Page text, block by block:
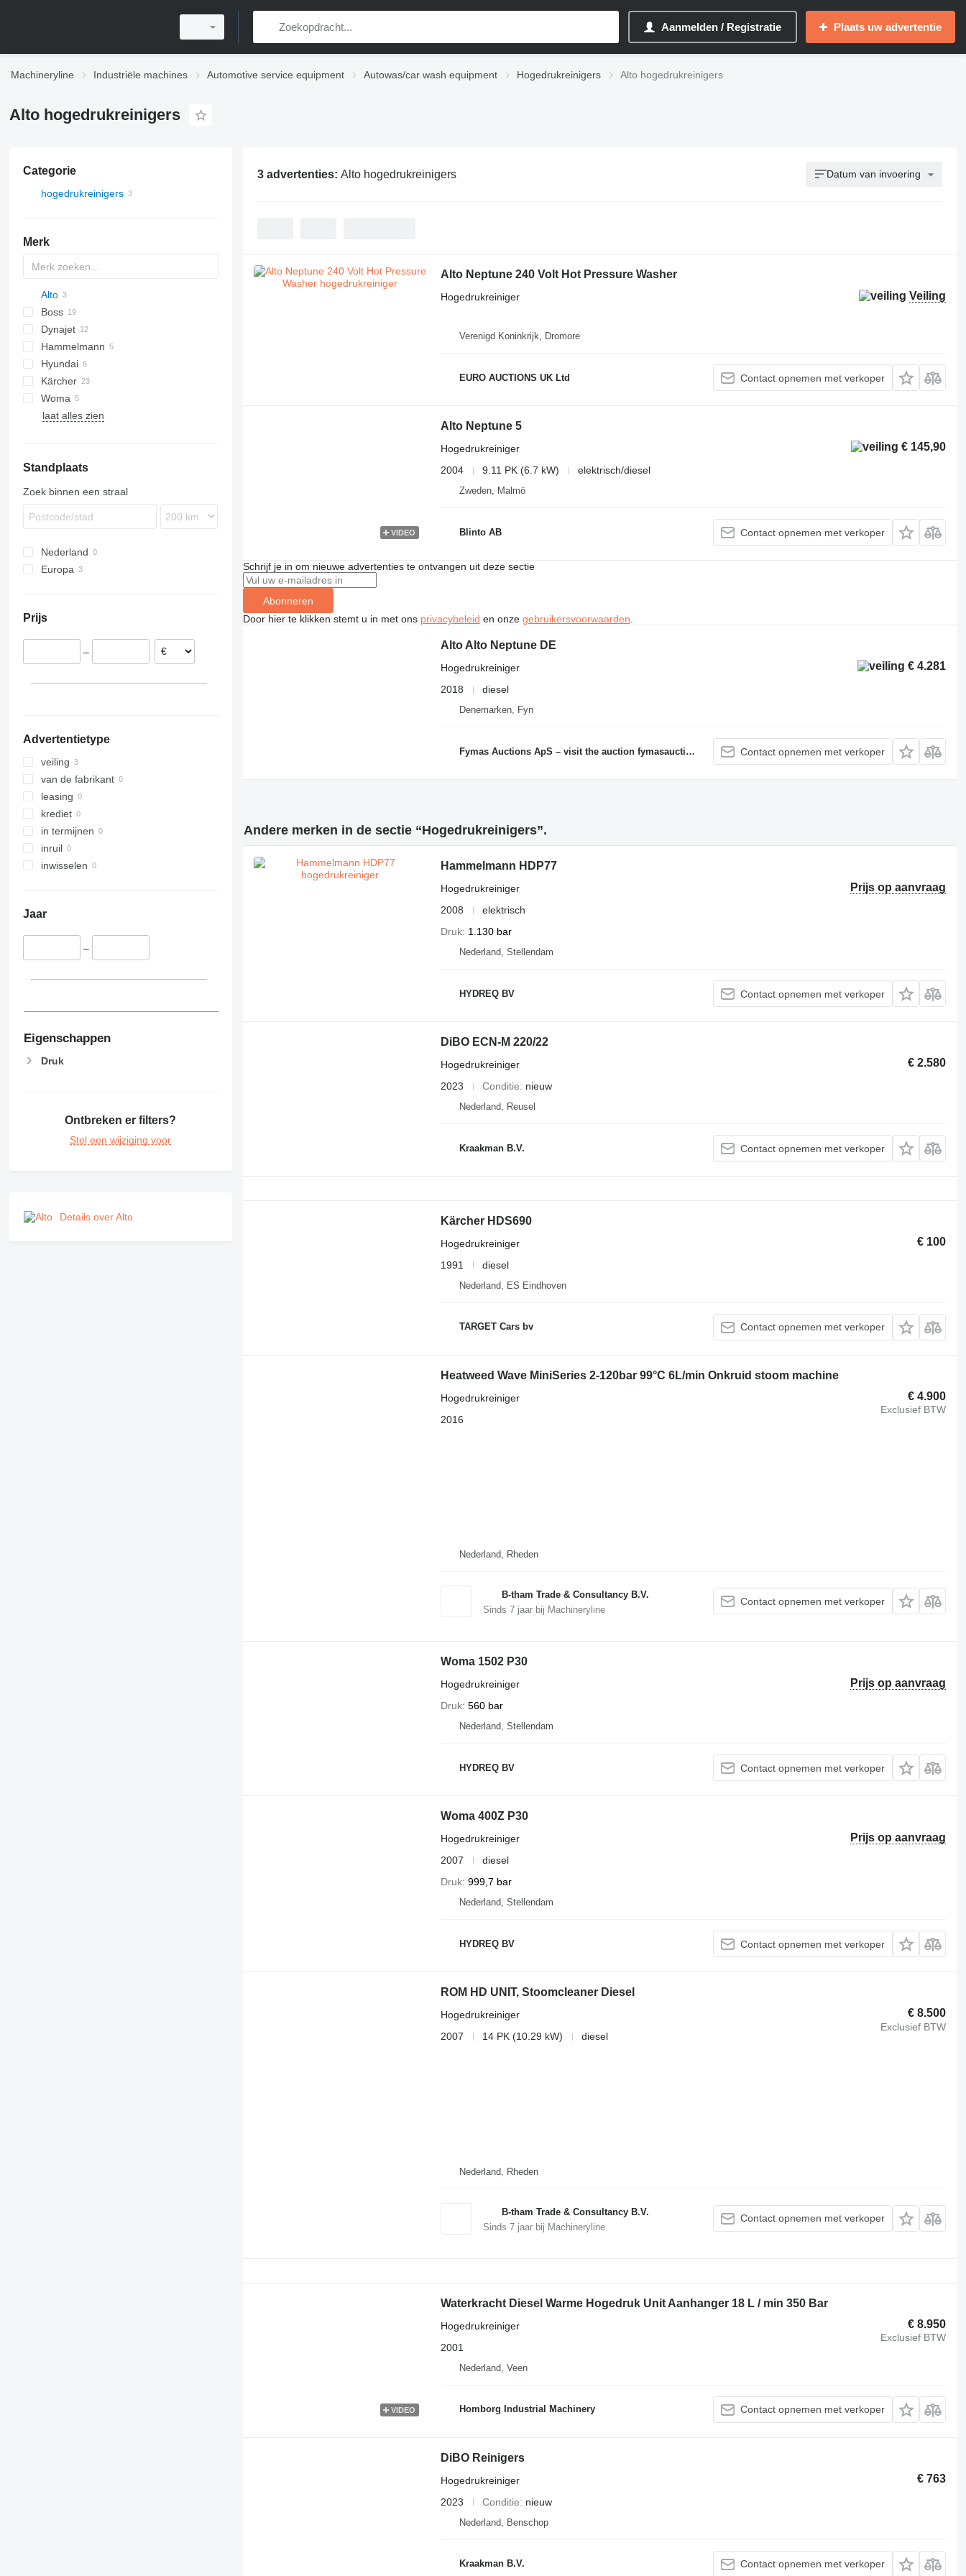
Aanmelden / Registratie Plaats uw advertentie
Machineryline Industriële machines Automotive service equipment Autowas/car wash equipment Hogedrukreinigers Alto hogedrukreinigers
Alto hogedrukreinigers
Categorie
hogedrukreinigers
Merk
Alto
Boss
Dynajet
Hammelmann
Hyundai
PW
KR
Kärcher
B-series
HD
VRK
Woma
laat alles zien
Standplaats
Zoek binnen een straal
Nederland
Europa
Prijs
–
Advertentietype
veiling
van de fabrikant
leasing
krediet
in termijnen
inruil
inwisselen
Jaar
–
Eigenschappen
Druk
Ontbreken er filters?
Stel een wijziging voor
Details over Alto
3 advertenties: Alto hogedrukreinigers Datum van invoering
Alto Neptune 240 Volt Hot Pressure Washer
Veiling
Hogedrukreiniger
Verenigd Koninkrijk, Dromore
EURO AUCTIONS UK Ltd Contact opnemen met verkoper
VIDEO
Alto Neptune 5
€ 145,90
Hogedrukreiniger
2004
9.11 PK (6.7 kW) elektrisch/diesel
Zweden, Malmö
Blinto AB Contact opnemen met verkoper
Schrijf je in om nieuwe advertenties te ontvangen uit deze sectie
Abonneren
Door hier te klikken stemt u in met ons privacybeleid en onze gebruikersvoorwaarden
Alto Alto Neptune DE
€ 4.281
Hogedrukreiniger
2018
diesel
Denemarken, Fyn
Fymas Auctions ApS – visit the auction fymasauctions.dk Contact opnemen met verkoper
Andere merken in de sectie “Hogedrukreinigers”.
Hammelmann HDP77
Prijs op aanvraag
Hogedrukreiniger
2008
elektrisch
Druk 1.130 bar
Nederland, Stellendam
HYDREQ BV Contact opnemen met verkoper
DiBO ECN-M 220/22
€ 2.580
Hogedrukreiniger
2023
Conditie nieuw
Nederland, Reusel
Kraakman B.V. Contact opnemen met verkoper
Kärcher HDS690
€ 100
Hogedrukreiniger
1991
diesel
Nederland, ES Eindhoven
TARGET Cars bv Contact opnemen met verkoper
Heatweed Wave MiniSeries 2-120bar 99°C 6L/min Onkruid stoom machine
€ 4.900
Exclusief BTW
Hogedrukreiniger
2016
Nederland, Rheden
B-tham Trade & Consultancy B.V.
Sinds 7jaar bij Machineryline
Contact opnemen met verkoper
Woma 1502 P30
Prijs op aanvraag
Hogedrukreiniger
Druk 560 bar
Nederland, Stellendam
HYDREQ BV Contact opnemen met verkoper
Woma 400Z P30
Prijs op aanvraag
Hogedrukreiniger
2007
diesel
Druk 999,7 bar
Nederland, Stellendam
HYDREQ BV Contact opnemen met verkoper
ROM HD UNIT, Stoomcleaner Diesel
€ 8.500
Exclusief BTW
Hogedrukreiniger
2007
14 PK (10.29 kW) diesel
Nederland, Rheden
B-tham Trade & Consultancy B.V.
Sinds 7jaar bij Machineryline
Contact opnemen met verkoper
VIDEO
Waterkracht Diesel Warme Hogedruk Unit Aanhanger 18 L / min 350 Bar
€ 8.950
Exclusief BTW
Hogedrukreiniger
2001
Nederland, Veen
Homborg Industrial Machinery Contact opnemen met verkoper
DiBO Reinigers
€ 763
Hogedrukreiniger
2023
Conditie nieuw
Nederland, Benschop
Kraakman B.V. Contact opnemen met verkoper